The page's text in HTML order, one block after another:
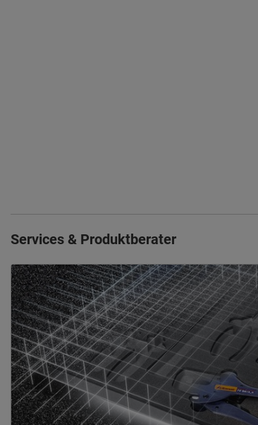
Services & Produktberater